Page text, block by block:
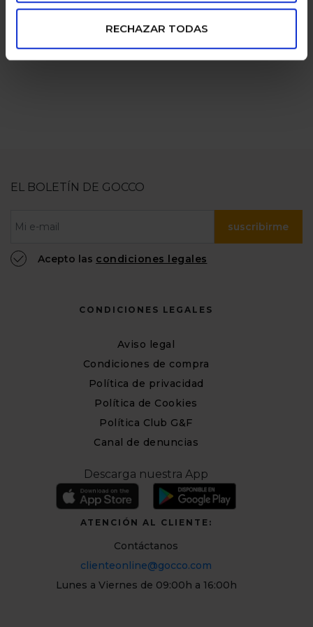
RECHAZAR TODAS
numerosas
EL BOLETÍN DE GOCCO
suscribirme
Acepto las condiciones legales
CONDICIONES LEGALES
Aviso legal
Condiciones de compra
Política de privacidad
Política de Cookies
Política Club G&F
Canal de denuncias
Descarga nuestra App
ATENCIÓN AL CLIENTE:
Contáctanos
clienteonline@gocco.com
Lunes a Viernes de 09:00h a 16:00h